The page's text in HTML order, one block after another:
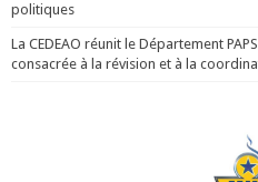
politiques
La CEDEAO réunit le Département
consacrée à la révision et à la